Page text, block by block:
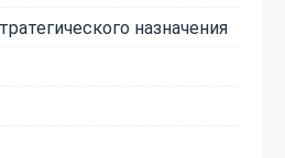
назначения